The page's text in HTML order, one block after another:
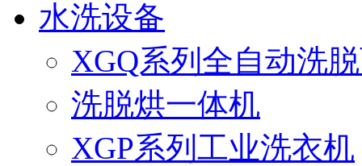
水洗设备
XGQ系列全自动洗
洗脱烘一体机
XGP系列工业洗衣机